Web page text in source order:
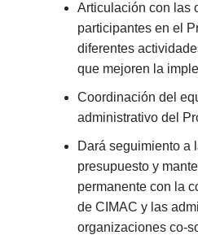
Articulación con las
participantes en el
diferentes
que mejoren la
Coordinación del
administrativo del
Dará seguimiento a
presupuesto y
permanente con la
de CIMAC y las
organizaciones co-